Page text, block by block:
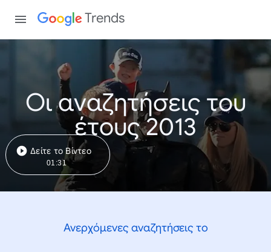
Trends
Οι αναζητήσεις του
έτους 2013
Δείτε το Βίντεο
01:31
Ανερχόμενες αναζητήσεις το